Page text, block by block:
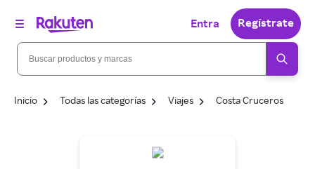
Entra Regístrate
Inicio Todas las categorías Viajes Costa Cruceros